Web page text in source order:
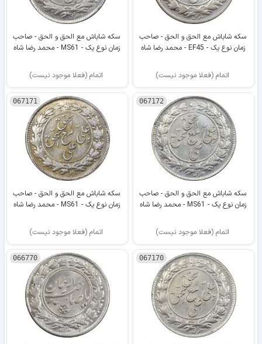
سکه شاباش مع الحق و الحق - صاحب
زمان نوع یک - EF45 - محمد رضا شاه
اتمام (فعلا موجود نیست)
سکه شاباش مع الحق و الحق - صاحب
زمان نوع یک - MS61 - محمد رضا شاه
اتمام (فعلا موجود نیست)
067172
سکه شاباش مع الحق و الحق - صاحب
زمان نوع یک - MS61 - محمد رضا شاه
اتمام (فعلا موجود نیست)
067171
سکه شاباش مع الحق و الحق - صاحب
زمان نوع یک - MS61 - محمد رضا شاه
اتمام (فعلا موجود نیست)
067170
066770